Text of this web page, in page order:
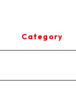
Category